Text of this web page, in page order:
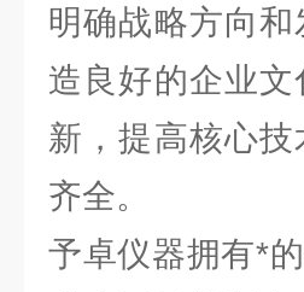
明确战略方向
造良好的企业
新，提高核心
齐全。
予卓仪器拥有*